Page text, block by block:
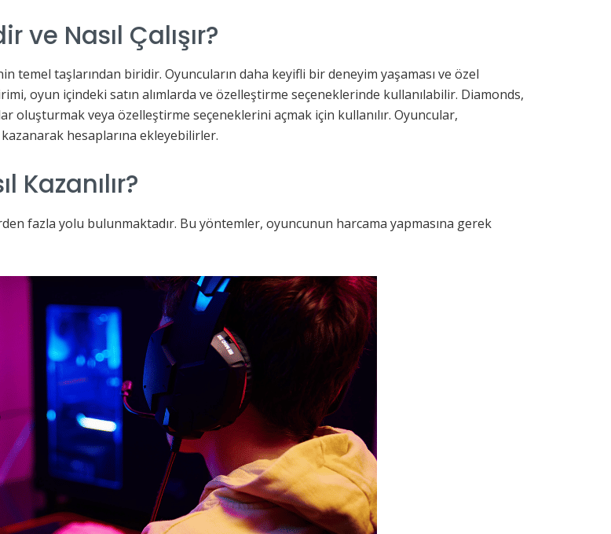
Nasıl Çalışır?
temel taşlarından biridir. Oyuncuların daha keyifli bir deneyim yaşaması ve özel
oyun içindeki satın alımlarda ve özelleştirme seçeneklerinde kullanılabilir. Diamonds,
oluşturmak veya özelleştirme seçeneklerini açmak için kullanılır. Oyuncular,
hesaplarına ekleyebilirler.
Kazanılır?
fazla yolu bulunmaktadır. Bu yöntemler, oyuncunun harcama yapmasına gerek